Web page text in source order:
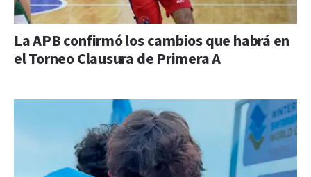
La APB confirmó los cambios que habrá en
el Torneo Clausura de Primera A